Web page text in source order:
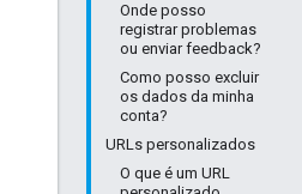
Onde posso
registrar problemas
ou enviar feedback?
Como posso excluir
os dados da minha
conta?
URLs personalizados
O que é um URL